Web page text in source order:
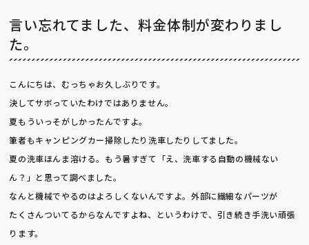
RENTAL ITEMS
言い忘れてました、料金体制が変わりまし
た。
こんにちは、むっちゃお久しぶりです。
決してサボっていたわけではありません。
夏もういっそがしかったんですよ。
筆者もキャンピングカー掃除したり洗車したりしてました。
夏の洗車ほんま溶ける。もう暑すぎて「え、洗車する自動の機械ない
ん？」と思って調べました。
なんと機械でやるのはよろしくないんですよ。外部に繊細なパーツが
たくさんついてるからなんですよね、というわけで、引き続き手洗い頑張
ります。